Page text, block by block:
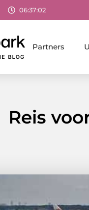
06:37:04
Partners
Reis